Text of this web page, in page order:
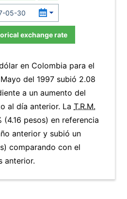
exchange rate
en Colombia para el
del 1997 subió 2.08
a un aumento del
al día anterior. La T.R.M.
(4.16 pesos) en referencia
anterior y subió un
comparando con el
anterior.